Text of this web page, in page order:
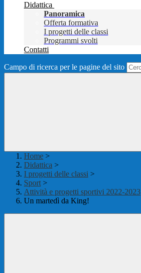
Didattica
Panoramica
Offerta formativa
I progetti delle classi
Programmi svolti
Contatti
Campo di ricerca per le pagine del sito
Home >
Didattica >
I progetti delle classi >
Sport >
Attività e progetti sportivi 2022-2023
Un martedì da King!